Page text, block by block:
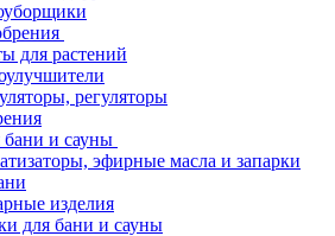
для растений
регуляторы
и сауны
эфирные масла и запарки
изделия
для бани и сауны